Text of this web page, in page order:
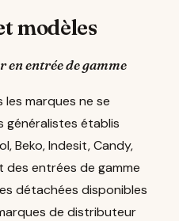
modèles
en entrée de gamme
marques ne se
généralistes établis
Beko, Indesit, Candy,
entrées de gamme
détachées disponibles
de distributeur